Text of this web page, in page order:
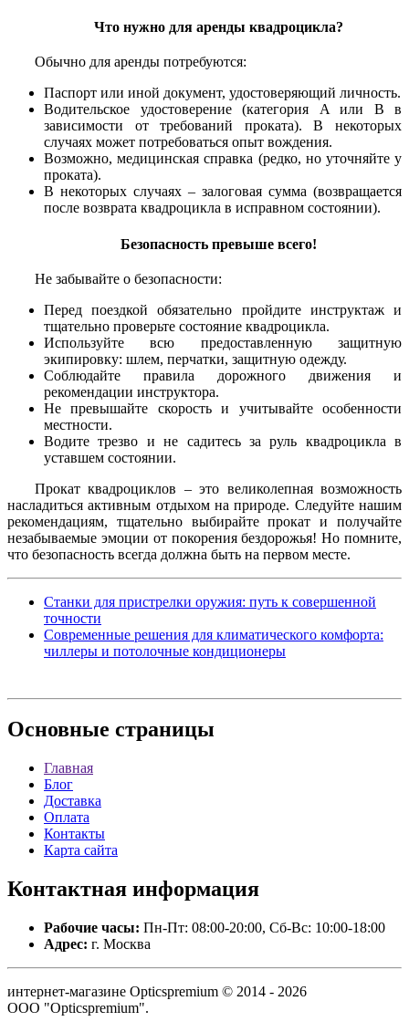
Что нужно для аренды квадроцикла?
Обычно для аренды потребуются:
Паспорт или иной документ, удостоверяющий личность.
Водительское удостоверение (категория A или B в
зависимости от требований проката). В некоторых
случаях может потребоваться опыт вождения.
Возможно, медицинская справка (редко, но уточняйте у
проката).
В некоторых случаях – залоговая сумма (возвращается
после возврата квадроцикла в исправном состоянии).
Безопасность превыше всего!
Не забывайте о безопасности:
Перед поездкой обязательно пройдите инструктаж и
тщательно проверьте состояние квадроцикла.
Используйте всю предоставленную защитную
экипировку: шлем, перчатки, защитную одежду.
Соблюдайте правила дорожного движения и
рекомендации инструктора.
Не превышайте скорость и учитывайте особенности
местности.
Водите трезво и не садитесь за руль квадроцикла в
уставшем состоянии.
Прокат квадроциклов – это великолепная возможность
насладиться активным отдыхом на природе. Следуйте нашим
рекомендациям, тщательно выбирайте прокат и получайте
незабываемые эмоции от покорения бездорожья! Но помните,
что безопасность всегда должна быть на первом месте.
Станки для пристрелки оружия: путь к совершенной
точности
Современные решения для климатического комфорта:
чиллеры и потолочные кондиционеры
Основные страницы
Главная
Блог
Доставка
Оплата
Контакты
Карта сайта
Контактная информация
Рабочие часы: Пн-Пт: 08:00-20:00, Сб-Вс: 10:00-18:00
Адрес: г. Москва
интернет-магазине Opticspremium © 2014 - 2026
ООО "Opticspremium".